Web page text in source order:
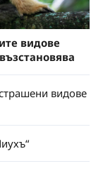
видове
видове